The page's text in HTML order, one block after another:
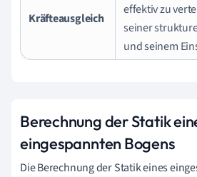
Kräfteausgleich
effektiv zu
seiner
und seinem
Berechnung der Statik
eingespannten Bogens
Die Berechnung der Statik eines